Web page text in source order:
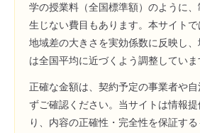
学の授業料（全国標準額）のように
生じない費目もあります。本サイト
地域差の大きさを実効係数に反映し
は全国平均に近づくよう調整していま
正確な金額は、契約予定の事業者や
ずご確認ください。当サイトは情報
り、内容の正確性・完全性を保証す